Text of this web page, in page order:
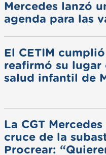
Mercedes lanzó
agenda para las
El CETIM
reafirmó su lugar
salud infantil de
La CGT Mercedes
cruce de la
Procrear: